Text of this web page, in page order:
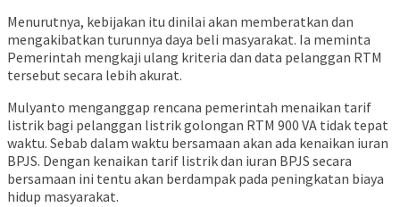
Menurutnya, kebijakan itu dinilai akan memberatkan dan
mengakibatkan turunnya daya beli masyarakat. Ia meminta
Pemerintah mengkaji ulang kriteria dan data pelanggan RTM
tersebut secara lebih akurat.
Mulyanto menganggap rencana pemerintah menaikan tarif
listrik bagi pelanggan listrik golongan RTM 900 VA tidak tepat
waktu. Sebab dalam waktu bersamaan akan ada kenaikan iuran
BPJS. Dengan kenaikan tarif listrik dan iuran BPJS secara
bersamaan ini tentu akan berdampak pada peningkatan biaya
hidup masyarakat.